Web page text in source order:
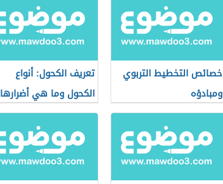
خصائص التخطيط التربوي
ومبادؤه
تعريف الكحول: أنواع
الكحول وما هي أضرارها